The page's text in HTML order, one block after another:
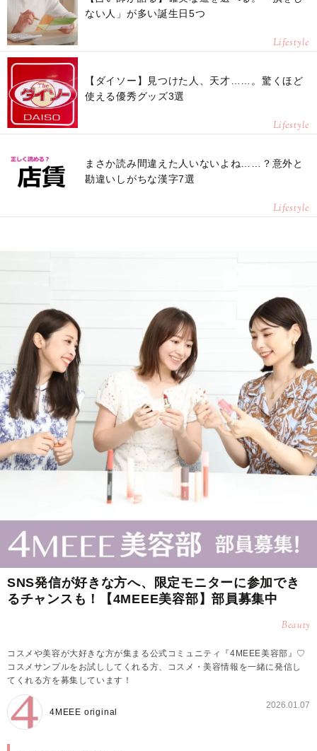
ない人」が多い誕生日5つ
Lifestyle
【ダイソー】見つけた人、天才……。驚くほど
使える優秀グッズ3選
Lifestyle
まさか読み間違えた人いないよね……？意外と
勘違いしがちな漢字7選
Lifestyle
SNS発信が好きな方へ、限定モニターに参加でき
るチャンスも！【4MEEE美容部】部員募集中
Beauty
コスメや美容が大好きな方が集まる公式コミュニティ『4MEEE美容部』♡
コスメサンプルをお試ししてくれる方、コスメ・美容情報を一緒に発信し
てくれる方を募集しています！
4MEEE original
2026.01.07